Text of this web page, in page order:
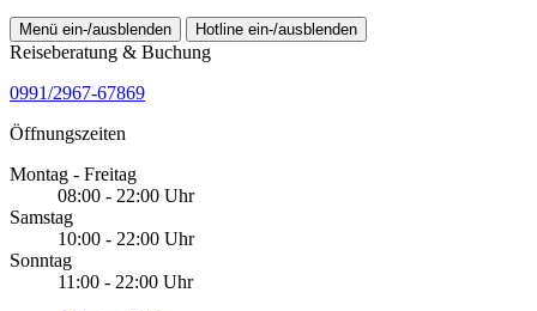
Menü ein-/ausblenden Hotline ein-/ausblenden
Reiseberatung & Buchung
0991/2967-67869
Öffnungszeiten
Montag - Freitag
08:00 - 22:00 Uhr
Samstag
10:00 - 22:00 Uhr
Sonntag
11:00 - 22:00 Uhr